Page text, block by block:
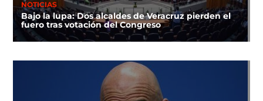
NOTICIAS
Bajo la lupa: Dos alcaldes de Veracruz pierden el
fuero tras votación del Congreso